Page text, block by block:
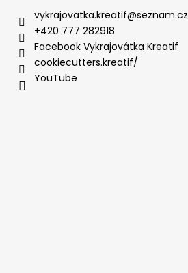
vykrajovatka.kreatif@seznam.cz
+420 777 282918
Facebook Vykrajovátka Kreatif
cookiecutters.kreatif/
YouTube